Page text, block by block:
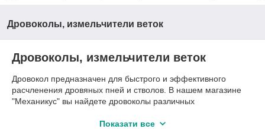
Дровоколы, измельчители веток
Дровоколы, измельчители веток
Дровокол предназначен для быстрого и эффективного
расчленения дровяных пней и стволов. В нашем магазине
"Механикус" вы найдете дровоколы различных
характеристиками, производительностью и ценовой
Показати все